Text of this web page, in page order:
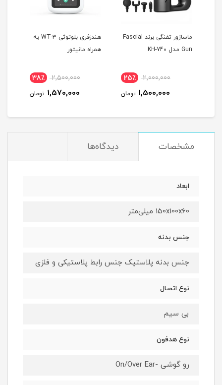
ماساژور تفنگی برند Fascial
Gun مدل KH-740
2,000,000 25٪
1,500,000 تومان
هندزفری بلوتوثی WT-3 به
همراه مانیتور
2,500,000 38٪
1,570,000 تومان
مشخصات دیدگاه‌ها
ابعاد
150x100x60 میلی‌متر
جنس بدنه
جنس بدنه پلاستیک جنس رابط پلاستیکی و فلزی
نوع اتصال
بی سیم
نوع هدفون
رو گوشی -On/Over Ear